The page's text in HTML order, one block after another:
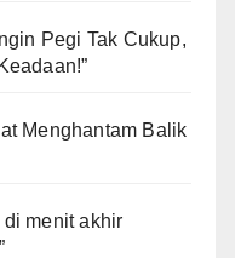
Pegi Tak Cukup,
Menghantam Balik
di menit akhir